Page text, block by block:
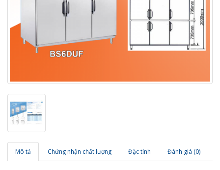
Mô tả Chứng nhận chất lượng Đặc tính Đánh giá (0)